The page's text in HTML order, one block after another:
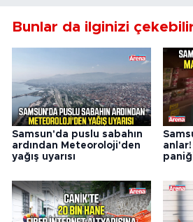
Bunlar da ilginizi
Samsun'da puslu sabahın
ardından Meteoroloji'den
yağış uyarısı